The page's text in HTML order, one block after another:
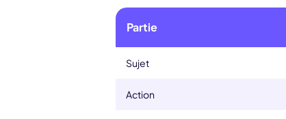
Partie
Sujet
Action